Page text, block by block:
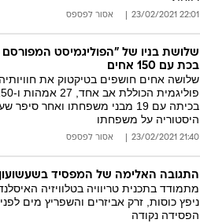
22:01 23/02/2021 אסור לפספס
שלושת בניו של "הפוליגמיסט המפורסם
בכת עם 150 אחים
שלושה אחים חושפים בטיקטוק את
בכיתה עם 19 מבני משפחתו ואחר
היסטוריה על משפחתו
21:40 23/02/2021 אסור לפספס
התגובה האלימה של המפסיד
מתמודד בתכנית טריוויה בטלוויזיה
ניפץ כוסות, זרק אביזרים והשפריץ מים
הפסידה נקודה